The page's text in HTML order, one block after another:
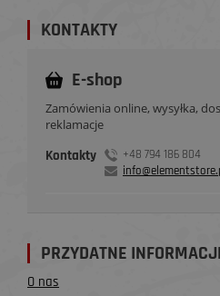
KONTAKTY
E-shop
Zamówienia online, wysyłka,
reklamacje
Kontakty
+48 794 186 804
PRZYDATNE
O nas